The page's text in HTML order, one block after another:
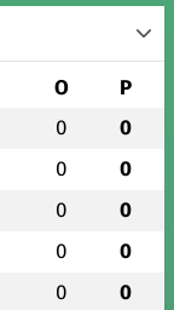
O P
0 0
0 0
0 0
0 0
0 0